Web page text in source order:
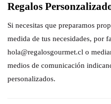
Regalos
Si necesitas que preparamos
medida de tus necesidades, por
hola@regalosgourmet.cl o
medios de comunicación
personalizados.